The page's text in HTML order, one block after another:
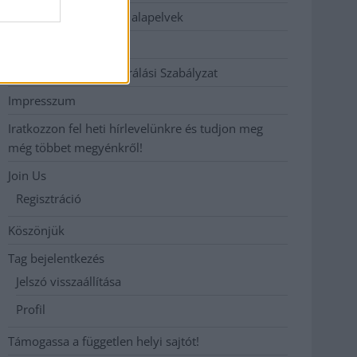
Etikai és függetlenségi alapelvek
Hozzászólási és Moderálási Szabályzat
Impresszum
Iratkozzon fel heti hírlevelünkre és tudjon meg
még többet megyénkről!
Join Us
Regisztráció
Köszönjük
Tag bejelentkezés
Jelszó visszaállítása
Profil
Támogassa a független helyi sajtót!